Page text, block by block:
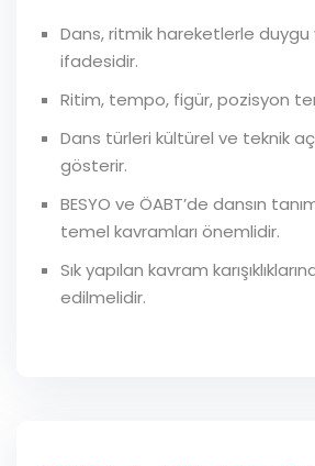
Dans, ritmik hareketlerle
ifadesidir.
Ritim, tempo, figür, pozisyon
Dans türleri kültürel ve teknik
gösterir.
BESYO ve ÖABT’de dansın
temel kavramları önemlidir.
Sık yapılan kavram
edilmelidir.